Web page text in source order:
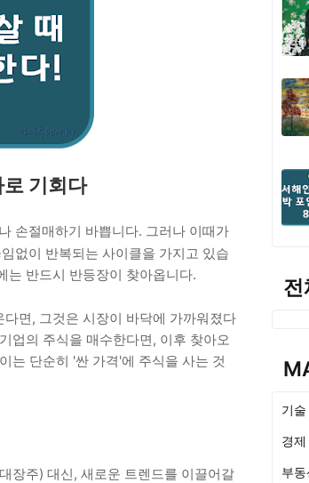
기회다
손절매하기 바쁩니다. 그러나 이때가
없이 반복되는 사이클을 가지고 있습
는 반드시 반등장이 찾아옵니다.
면, 그것은 시장이 바닥에 가까워졌다
업의 주식을 매수한다면, 이후 찾아오
는 단순히 '싼 가격'에 주식을 사는 것
장주) 대신, 새로운 트렌드를 이끌어갈
전
기술
경제
부